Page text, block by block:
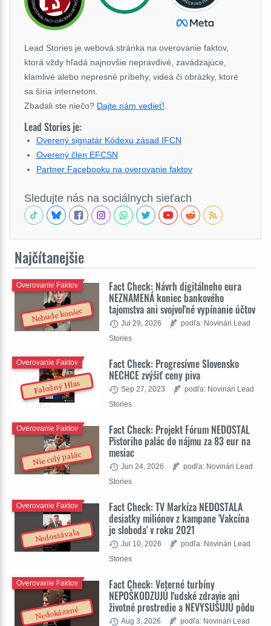
Lead Stories je webová stránka na overovanie faktov,
ktorá vždy hľadá najnovšie nepravdivé, zavádzajúce,
klamlivé alebo nepresné príbehy, videá či obrázky, ktoré
sa šíria internetom.
Zbadali ste niečo? Dajte nám vedieť!.
Lead Stories je:
Overený signatár Kódexu zásad IFCN
Overený člen EFCSN
Partner Facebooku na overovanie faktov
Sledujte nás na sociálnych sieťach
Najčítanejšie
Nebude koniec
Fact Check: Návrh digitálneho eura
NEZNAMENÁ koniec bankového
tajomstva ani svojvoľné vypínanie účtov
Overovanie Faktov
Jul 29, 2026
podľa: Novinári Lead
Stories
Falošný Hlas
Fact Check: Progresívne Slovensko
NECHCE zvýšiť ceny piva
Overovanie Faktov
Sep 27, 2023
podľa: Novinári Lead
Stories
Nie celý palác
Fact Check: Projekt Fórum NEDOSTAL
Pistoriho palác do nájmu za 83 eur na
mesiac
Overovanie Faktov
Jun 24, 2026
podľa: Novinári Lead
Stories
Nedostávala
Fact Check: TV Markíza NEDOSTALA
desiatky miliónov z kampane 'Vakcína
je sloboda' v roku 2021
Overovanie Faktov
Jul 10, 2026
podľa: Novinári Lead
Stories
Nedokázané
Fact Check: Veterné turbíny
NEPOŠKODZUJÚ ľudské zdravie ani
životné prostredie a NEVYSUŠUJÚ pôdu
Overovanie Faktov
Aug 3, 2026
podľa: Novinári Lead